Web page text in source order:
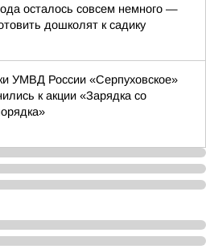
осталось совсем немного —
дошколят к садику
УМВД России «Серпуховское»
к акции «Зарядка со